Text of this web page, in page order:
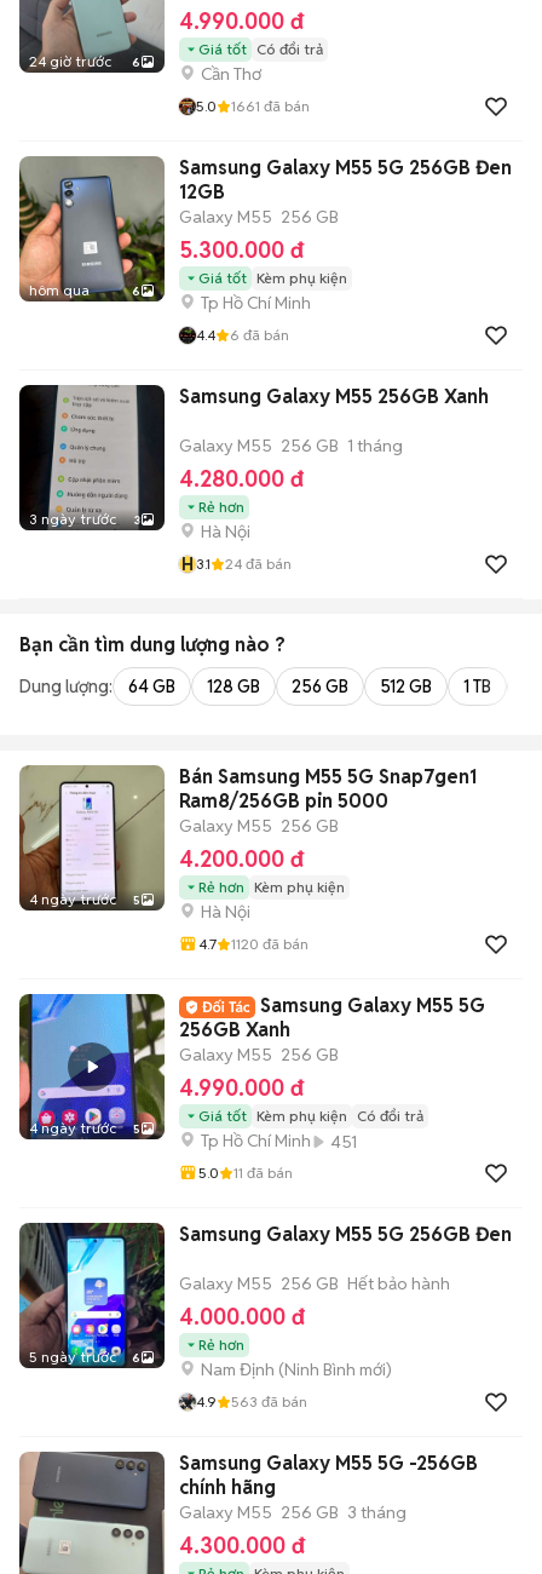
24 giờ trước 6
4.990.000 đ
Giá tốt Có đổi trả
Cần Thơ
5.0 1661 đã bán
hôm qua 6
Samsung Galaxy M55 5G 256GB Đen
12GB
Galaxy M55 256 GB
5.300.000 đ
Giá tốt Kèm phụ kiện
Tp Hồ Chí Minh
4.4 6 đã bán
3 ngày trước 3
Samsung Galaxy M55 256GB Xanh
Galaxy M55 256 GB 1 tháng
4.280.000 đ
Rẻ hơn
Hà Nội
H3.1 24 đã bán
Bạn cần tìm dung lượng nào ?
Dung lượng: 64 GB 128 GB 256 GB 512 GB 1 TB
4 ngày trước 5
Bán Samsung M55 5G Snap7gen1
Ram8/256GB pin 5000
Galaxy M55 256 GB
4.200.000 đ
Rẻ hơn Kèm phụ kiện
Hà Nội
4.7 1120 đã bán
4 ngày trước 5
Samsung Galaxy M55 5G
256GB Xanh
Galaxy M55 256 GB
4.990.000 đ
Giá tốt Kèm phụ kiện Có đổi trả
Tp Hồ Chí Minh 451
5.0 11 đã bán
5 ngày trước 6
Samsung Galaxy M55 5G 256GB Đen
Galaxy M55 256 GB Hết bảo hành
4.000.000 đ
Rẻ hơn
Nam Định (Ninh Bình mới)
4.9 563 đã bán
Samsung Galaxy M55 5G -256GB
chính hãng
Galaxy M55 256 GB 3 tháng
4.300.000 đ